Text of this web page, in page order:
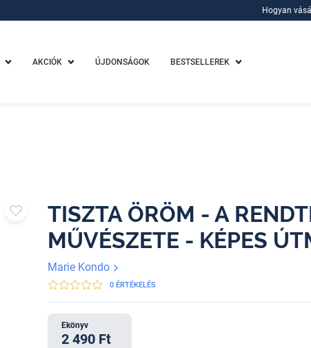
Hogyan
AKCIÓK ÚJDONSÁGOK BESTSELLEREK
TISZTA ÖRÖM - A
MŰVÉSZETE - KÉPES
Marie Kondo
0 ÉRTÉKELÉS
Ekönyv
2 490 Ft